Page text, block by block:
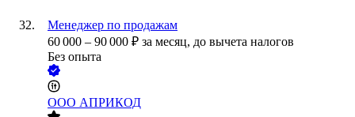
Менеджер по продажам
60 000 – 90 000 ₽ за месяц, до вычета налогов
Без опыта
ООО АПРИКОД